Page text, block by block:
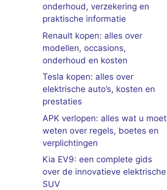
onderhoud, verzekering en
praktische informatie
Renault kopen: alles over
modellen, occasions,
onderhoud en kosten
Tesla kopen: alles over
elektrische auto’s, kosten en
prestaties
APK verlopen: alles wat u moet
weten over regels, boetes en
verplichtingen
Kia EV9: een complete gids
over de innovatieve elektrische
SUV